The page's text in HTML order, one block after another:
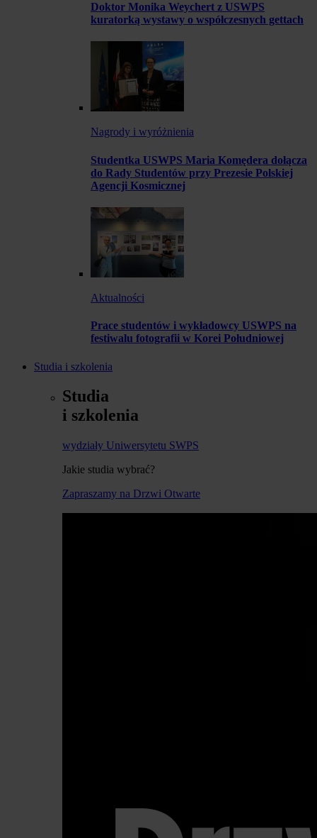
Doktor Monika Weychert z USWPS
kuratorką wystawy o współczesnych gettach
Nagrody i wyróżnienia
Studentka USWPS Maria Komędera dołącza
do Rady Studentów przy Prezesie Polskiej
Agencji Kosmicznej
Aktualności
Prace studentów i wykładowcy USWPS na
festiwalu fotografii w Korei Południowej
Studia i szkolenia
Studia
i szkolenia
wydziały Uniwersytetu SWPS
Jakie studia wybrać?
Zapraszamy na Drzwi Otwarte